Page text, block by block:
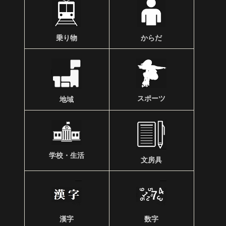
乗り物 からだ
地域 スポーツ
学校・生活
文房具
漢字 数字